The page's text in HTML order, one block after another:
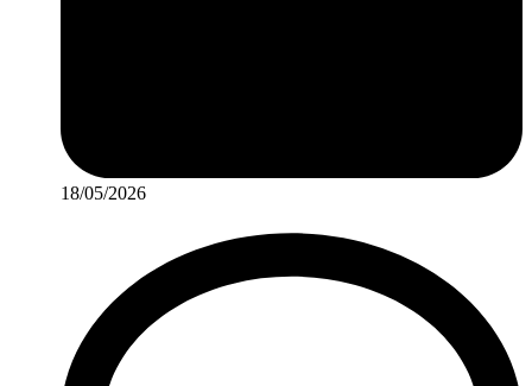
18/05/2026